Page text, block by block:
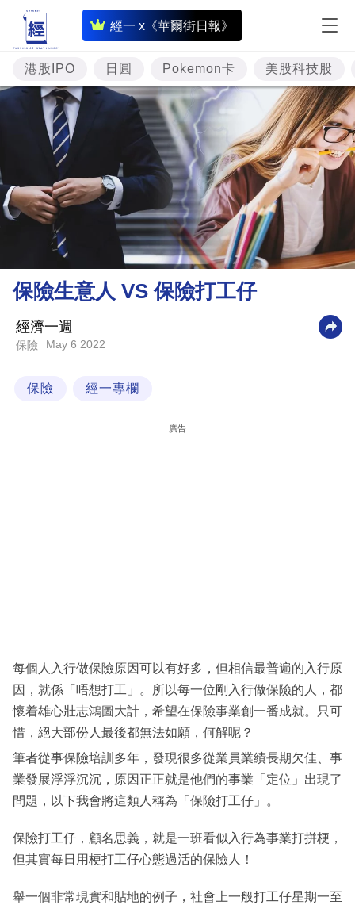
經一 x《華爾街日報》
即
時
財
經
資
理
財
業
閱
專
區
港股IPO 日圓 Pokemon卡 美股科技股
保險生意人 VS 保險打工仔
經濟一週
保險 May 6 2022
保險 經一專欄
廣告
每個人入行做保險原因可以有好多，但相信最普遍的入行原
因，就係「唔想打工」。所以每一位剛入行做保險的人，都
懷着雄心壯志鴻圖大計，希望在保險事業創一番成就。只可
惜，絕大部份人最後都無法如願，何解呢？
筆者從事保險培訓多年，發現很多從業員業績長期欠佳、事
業發展浮浮沉沉，原因正正就是他們的事業「定位」出現了
問題，以下我會將這類人稱為「保險打工仔」。
保險打工仔，顧名思義，就是一班看似入行為事業打拼梗，
但其實每日用梗打工仔心態過活的保險人！
舉一個非常現實和貼地的例子，社會上一般打工仔星期一至